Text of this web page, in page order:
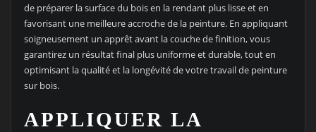
de préparer la surface du bois en la rendant plus lisse et en
favorisant une meilleure accroche de la peinture. En appliquant
soigneusement un apprêt avant la couche de finition, vous
garantirez un résultat final plus uniforme et durable, tout en
optimisant la qualité et la longévité de votre travail de peinture
sur bois.
APPLIQUER LA